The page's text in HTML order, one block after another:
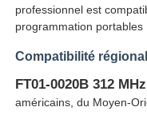
professionnel est
programmation portables
Compatibilité
FT01-0020B 312
américains, du Moyen-